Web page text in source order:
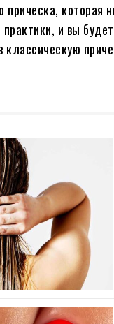
прическа,
и вы